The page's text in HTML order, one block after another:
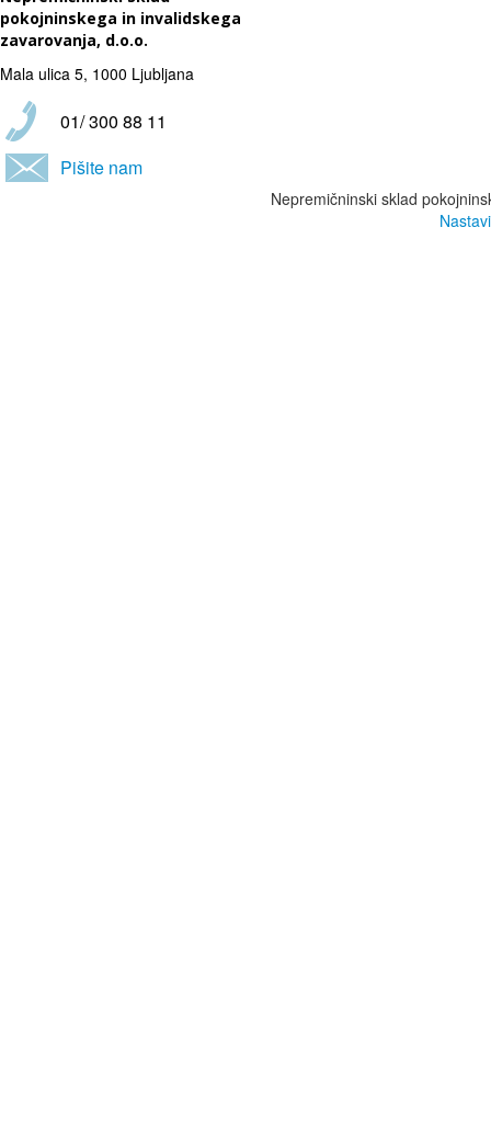
pokojninskega in invalidskega
zavarovanja, d.o.o.
Mala ulica 5, 1000 Ljubljana
01/ 300 88 11
Pišite nam
Nepremičninski sklad